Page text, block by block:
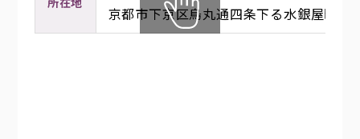
損害保険会社共済団体
京都市下京区烏丸通四条下る水銀屋町